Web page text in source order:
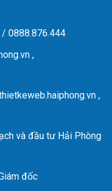
0888.876.444
,
,
và đầu tư Hải Phòng
đốc